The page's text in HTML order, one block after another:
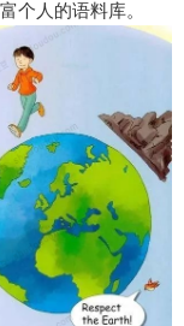
个人的语料库。